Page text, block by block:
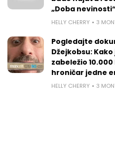
„Doba nevinosti“
HELLY CHERRY 3
Pogledajte
Džejkobsu:
zabeležio
hroničar jedne
HELLY CHERRY 3